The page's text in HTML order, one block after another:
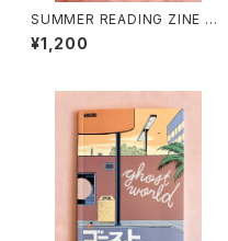
SUMMER READING ZINE 20
26
¥1,200